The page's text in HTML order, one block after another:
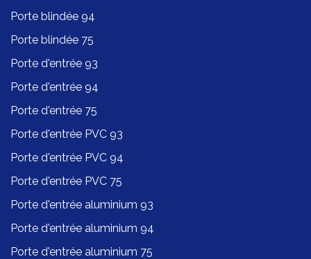
Porte blindée 94
Porte blindée 75
Porte d'entrée 93
Porte d'entrée 94
Porte d'entrée 75
Porte d'entrée PVC 93
Porte d'entrée PVC 94
Porte d'entrée PVC 75
Porte d'entrée aluminium 93
Porte d'entrée aluminium 94
Porte d'entrée aluminium 75